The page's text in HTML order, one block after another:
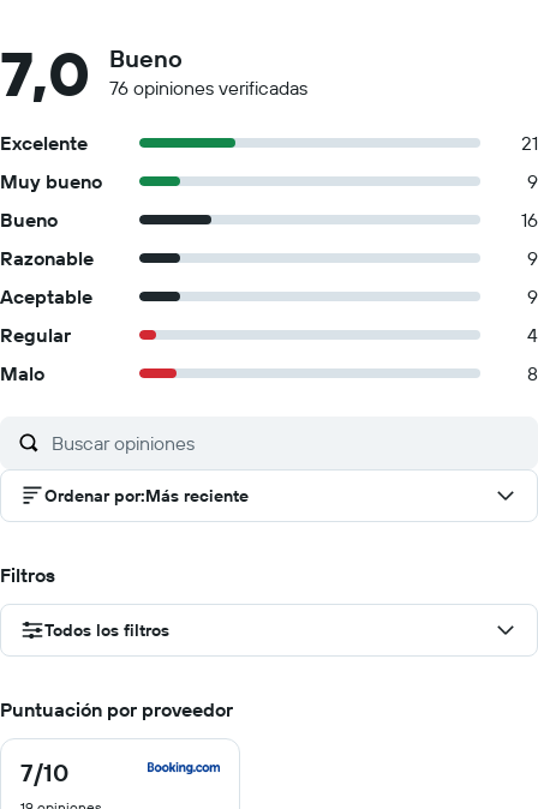
7,0 Bueno
76 opiniones verificadas
Excelente
21
Muy bueno
9
Bueno
16
Razonable
9
Aceptable
9
Regular
4
Malo
8
Ordenar por:Más reciente
Filtros
Todos los filtros
Puntuación por proveedor
7/10
7
de